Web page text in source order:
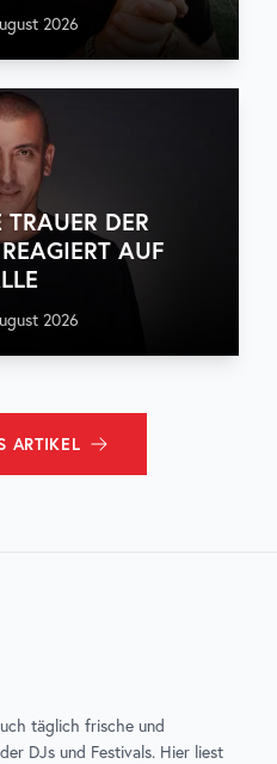
2026
TRAUER DER
AUF
2026
ARTIKEL
täglich frische und
DJs und Festivals. Hier liest